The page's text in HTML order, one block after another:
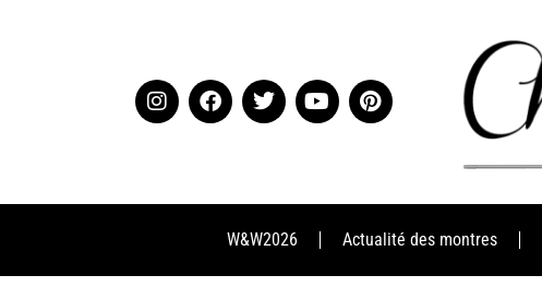
W&W2026 Actualité des montres